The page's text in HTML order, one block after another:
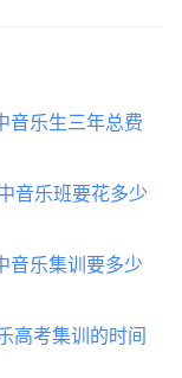
音乐生三年总费
音乐班要花多少
音乐集训要多少
高考集训的时间